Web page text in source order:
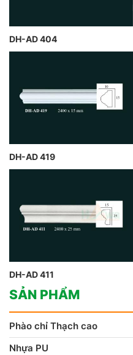
DH-AD 404
DH-AD 419
DH-AD 411
SẢN PHẨM
Phào chỉ Thạch cao
Nhựa PU